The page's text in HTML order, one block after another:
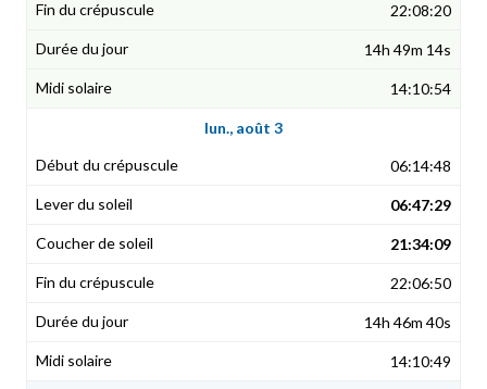
22:08:20
14h 49m 14s
14:10:54
lun., août 3
06:14:48
06:47:29
21:34:09
22:06:50
14h 46m 40s
14:10:49